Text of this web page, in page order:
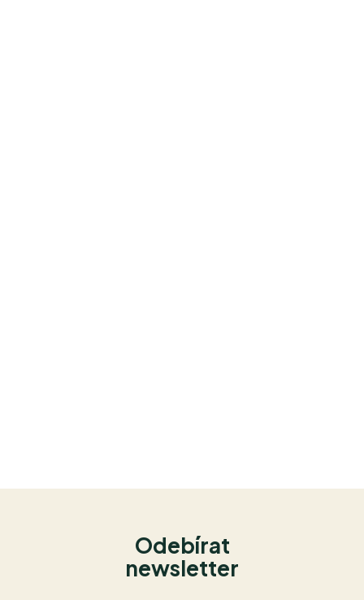
Odebírat
newsletter